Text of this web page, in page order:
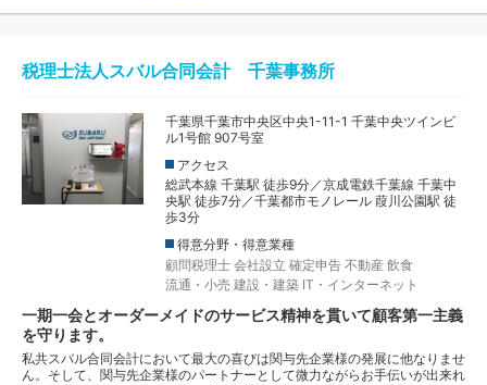
税理士法人スバル合同会計 千葉事務所
千葉県千葉市中央区中央1-11-1 千葉中央ツインビ
ル1号館 907号室
アクセス
総武本線 千葉駅 徒歩9分／京成電鉄千葉線 千葉中
央駅 徒歩7分／千葉都市モノレール 葭川公園駅 徒
歩3分
得意分野・得意業種
顧問税理士 会社設立 確定申告 不動産 飲食
流通・小売 建設・建築 IT・インターネット
一期一会とオーダーメイドのサービス精神を貫いて顧客第一主義
を守ります。
私共スバル合同会計において最大の喜びは関与先企業様の発展に他なりませ
ん。そして、関与先企業様のパートナーとして微力ながらお手伝いが出来れ